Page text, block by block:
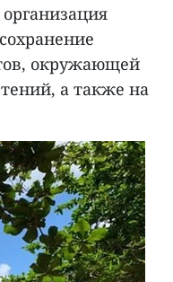
окружающей
а также на